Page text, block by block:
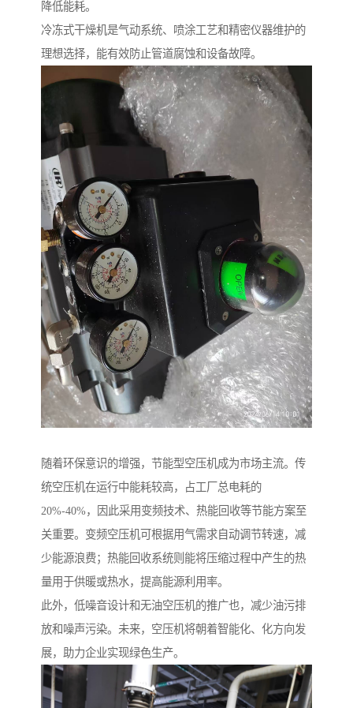
降低能耗。
冷冻式干燥机是气动系统、喷涂工艺和精密仪器维护的
理想选择，能有效防止管道腐蚀和设备故障。
随着环保意识的增强，节能型空压机成为市场主流。传
统空压机在运行中能耗较高，占工厂总电耗的
20%-40%，因此采用变频技术、热能回收等节能方案至
关重要。变频空压机可根据用气需求自动调节转速，减
少能源浪费；热能回收系统则能将压缩过程中产生的热
量用于供暖或热水，提高能源利用率。
此外，低噪音设计和无油空压机的推广也，减少油污排
放和噪声污染。未来，空压机将朝着智能化、化方向发
展，助力企业实现绿色生产。